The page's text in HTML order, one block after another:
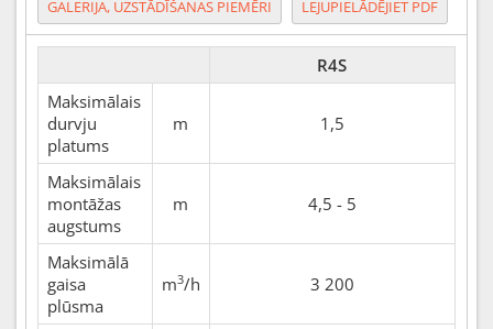
GALERIJA, UZSTĀDĪŠANAS PIEMĒRI LEJUPIELĀDĒJIET PDF
R4S
Maksimālais
durvju
platums
m 1,5
Maksimālais
montāžas
augstums
m 4,5 - 5
Maksimālā
gaisa
plūsma
m3/h 3 200